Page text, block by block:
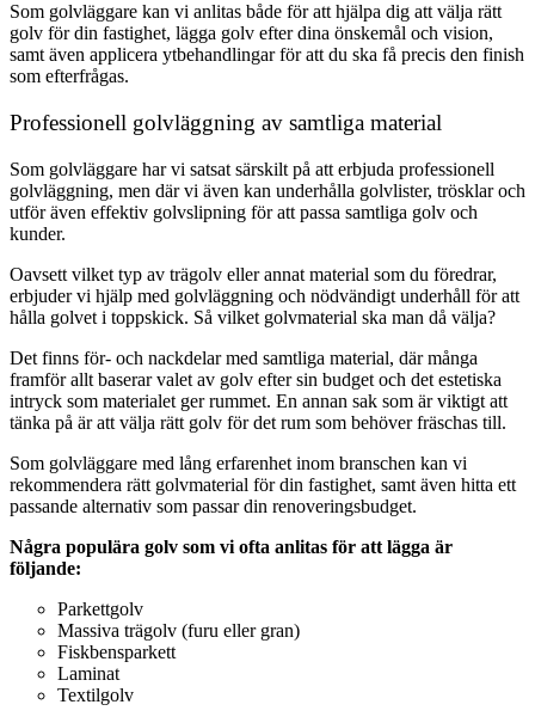
Som golvläggare kan vi anlitas både för att hjälpa dig att välja rätt
golv för din fastighet, lägga golv efter dina önskemål och vision,
samt även applicera ytbehandlingar för att du ska få precis den finish
som efterfrågas.
Professionell golvläggning av samtliga material
Som golvläggare har vi satsat särskilt på att erbjuda professionell
golvläggning, men där vi även kan underhålla golvlister, trösklar och
utför även effektiv golvslipning för att passa samtliga golv och
kunder.
Oavsett vilket typ av trägolv eller annat material som du föredrar,
erbjuder vi hjälp med golvläggning och nödvändigt underhåll för att
hålla golvet i toppskick. Så vilket golvmaterial ska man då välja?
Det finns för- och nackdelar med samtliga material, där många
framför allt baserar valet av golv efter sin budget och det estetiska
intryck som materialet ger rummet. En annan sak som är viktigt att
tänka på är att välja rätt golv för det rum som behöver fräschas till.
Som golvläggare med lång erfarenhet inom branschen kan vi
rekommendera rätt golvmaterial för din fastighet, samt även hitta ett
passande alternativ som passar din renoveringsbudget.
Några populära golv som vi ofta anlitas för att lägga är
följande:
Parkettgolv
Massiva trägolv (furu eller gran)
Fiskbensparkett
Laminat
Textilgolv